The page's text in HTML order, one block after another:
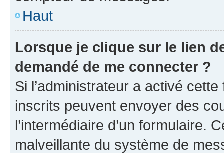
Haut
Lorsque je clique sur le lien
demandé de me connecter ?
Si l’administrateur a activé
inscrits peuvent envoyer des
l’intermédiaire d’un formulaire.
malveillante du système de